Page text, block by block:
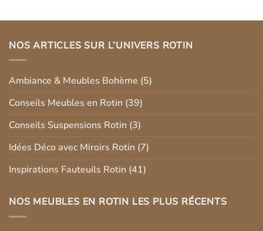
NOS ARTICLES SUR L’UNIVERS ROTIN
Ambiance & Meubles Bohème (5)
Conseils Meubles en Rotin (39)
Conseils Suspensions Rotin (3)
Idées Déco avec Miroirs Rotin (7)
Inspirations Fauteuils Rotin (41)
NOS MEUBLES EN ROTIN LES PLUS RÉCENTS